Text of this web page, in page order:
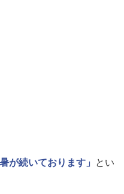
が続いております」
とい